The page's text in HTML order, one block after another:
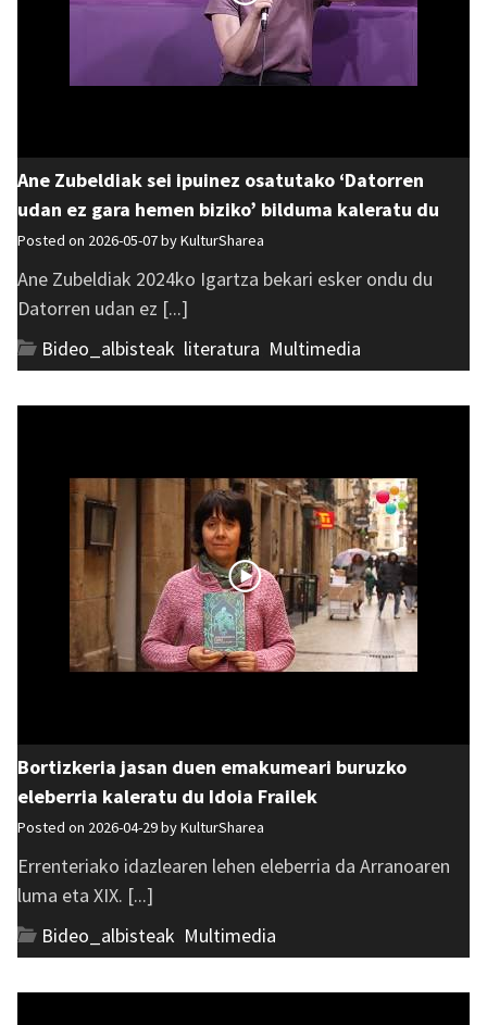
Ane Zubeldiak sei ipuinez osatutako ‘Datorren
udan ez gara hemen biziko’ bilduma kaleratu du
Posted on 2026-05-07 byKulturSharea
Ane Zubeldiak 2024ko Igartza bekari esker ondu du
Datorren udan ez [...]
Bideo_albisteak literatura Multimedia
Bortizkeria jasan duen emakumeari buruzko
eleberria kaleratu du Idoia Frailek
Posted on 2026-04-29 byKulturSharea
Errenteriako idazlearen lehen eleberria da Arranoaren
luma eta XIX. [...]
Bideo_albisteak Multimedia